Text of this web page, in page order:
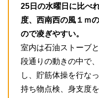
25日の水曜日に比べ
度、西南西の風１ｍ
ので凌ぎやすい。
室内は石油ストーブ
段通りの動きの中で
し、貯筋体操を行な
持ち物点検、身支度